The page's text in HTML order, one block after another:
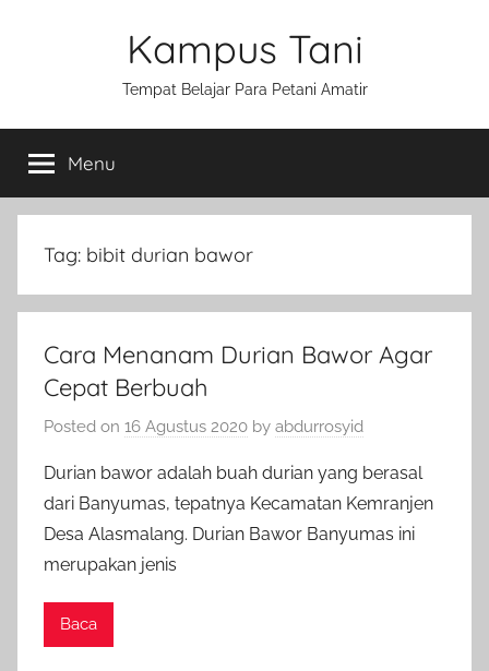
Kampus Tani
Tempat Belajar Para Petani Amatir
Menu
Tag: bibit durian bawor
Cara Menanam Durian Bawor Agar
Cepat Berbuah
Posted on 16 Agustus 2020 by abdurrosyid
Durian bawor adalah buah durian yang berasal
dari Banyumas, tepatnya Kecamatan Kemranjen
Desa Alasmalang. Durian Bawor Banyumas ini
merupakan jenis
Baca